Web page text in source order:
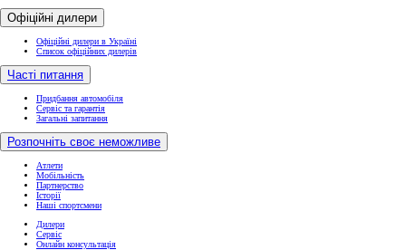
Офіційні дилери
Офіційні дилери в Україні
Список офіційних дилерів
Часті питання
Придбання автомобіля
Сервіс та гарантія
Загальні запитання
Розпочніть своє неможливе
Атлети
Мобільність
Партнерство
Історії
Наші спортсмени
Дилери
Сервіс
Онлайн консультація